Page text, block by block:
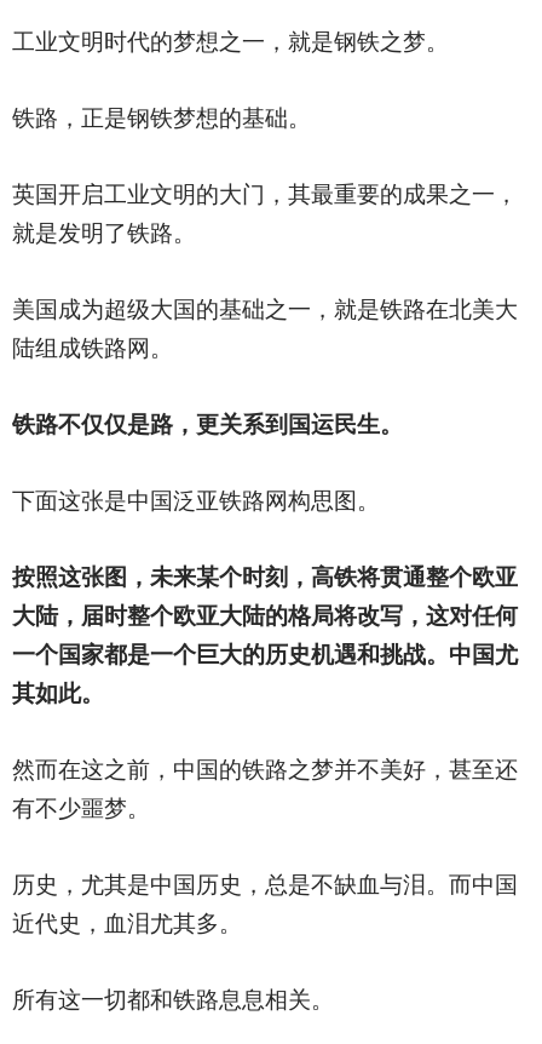
工业文明时代的梦想之一，就是钢铁之梦。
铁路，正是钢铁梦想的基础。
英国开启工业文明的大门，其最重要的成果之一，
就是发明了铁路。
美国成为超级大国的基础之一，就是铁路在北美大
陆组成铁路网。
铁路不仅仅是路，更关系到国运民生。
下面这张是中国泛亚铁路网构思图。
按照这张图，未来某个时刻，高铁将贯通整个欧亚
大陆，届时整个欧亚大陆的格局将改写，这对任何
一个国家都是一个巨大的历史机遇和挑战。中国尤
其如此。
然而在这之前，中国的铁路之梦并不美好，甚至还
有不少噩梦。
历史，尤其是中国历史，总是不缺血与泪。而中国
近代史，血泪尤其多。
所有这一切都和铁路息息相关。